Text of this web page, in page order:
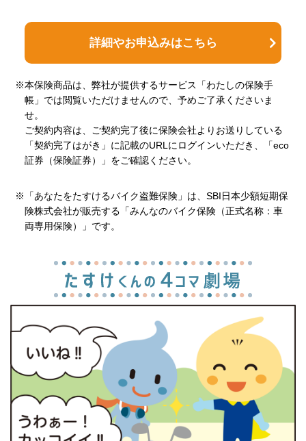
詳細やお申込みはこちら
※本保険商品は、弊社が提供するサービス「わたしの保険手
帳」では閲覧いただけませんので、予めご了承くださいま
せ。
ご契約内容は、ご契約完了後に保険会社よりお送りしている
「契約完了はがき」に記載のURLにログインいただき、「eco
証券（保険証券）」をご確認ください。
※「あなたをたすけるバイク盗難保険」は、SBI日本少額短期保
険株式会社が販売する「みんなのバイク保険（正式名称：車
両専用保険）」です。